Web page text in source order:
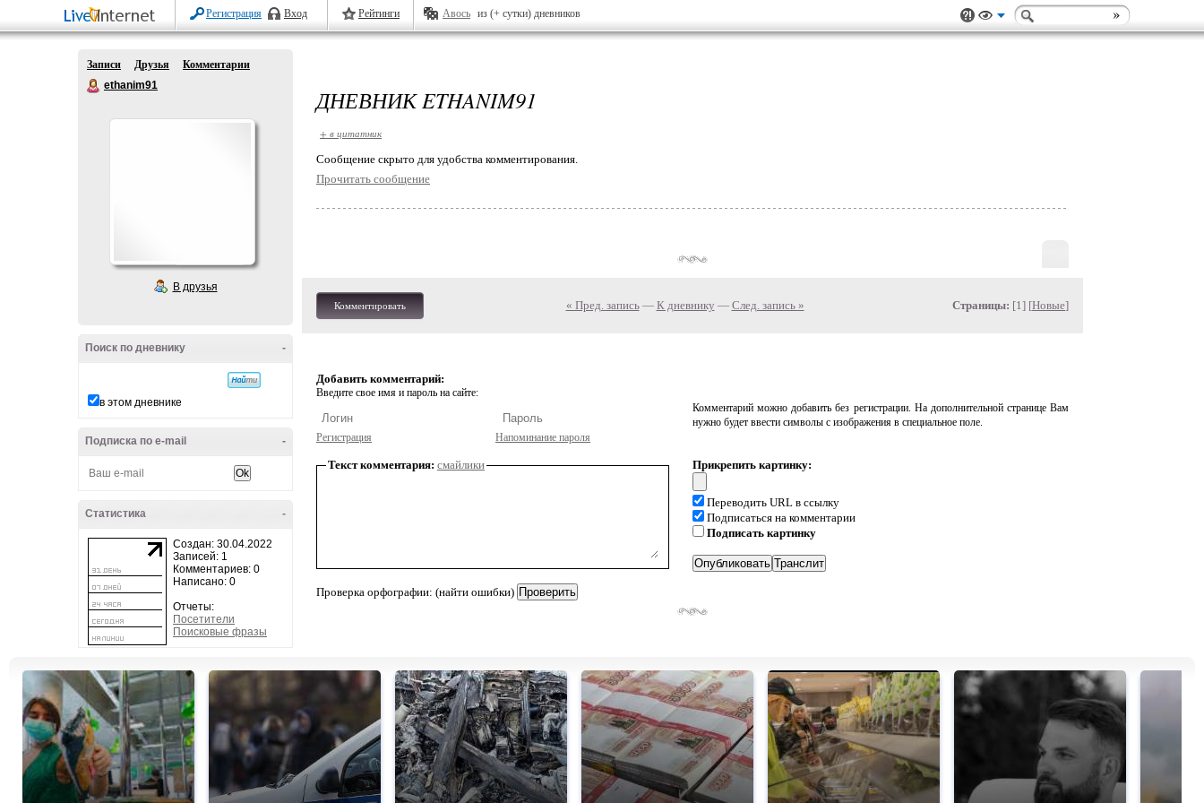
Регистрация Вход Рейтинги Авось из (+ сутки) дневников
Записи Друзья
Комментарии
ethanim91
В друзья
-
Поиск по дневнику
в этом дневнике
-
Подписка по e-mail
-
Статистика
Создан: 30.04.2022
Записей: 1
Комментариев: 0
Написано: 0
Отчеты:
Посетители
Поисковые фразы
ДНЕВНИК ETHANIM91
+ в цитатник
Cообщение скрыто для удобства комментирования.
Прочитать сообщение
Комментировать « Пред. запись— К дневнику — След. запись » Страницы: [1] [Новые]
Добавить комментарий:
Введите свое имя и пароль на сайте:
Регистрация Напоминание пароля
Комментарий можно добавить без регистрации. На дополнительной странице Вам
нужно будет ввести символы с изображения в специальное поле.
Текст комментария: смайлики
Проверка орфографии: (найти ошибки)
Прикрепить картинку:
Переводить URL в ссылку
Подписаться на комментарии
Подписать картинку